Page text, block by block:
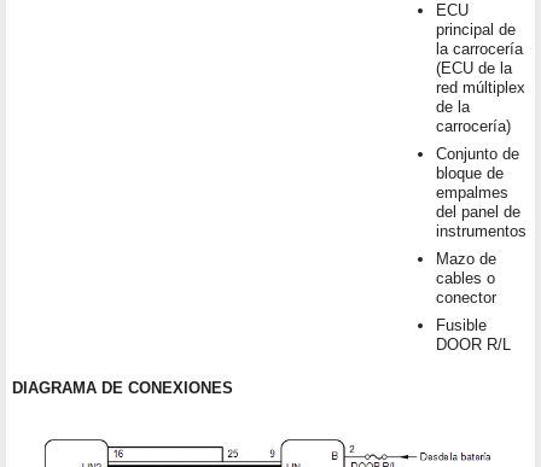
ECU
principal de
la carrocería
(ECU de la
red múltiplex
de la
carrocería)
Conjunto de
bloque de
empalmes
del panel de
instrumentos
Mazo de
cables o
conector
Fusible
DOOR R/L
DIAGRAMA DE CONEXIONES